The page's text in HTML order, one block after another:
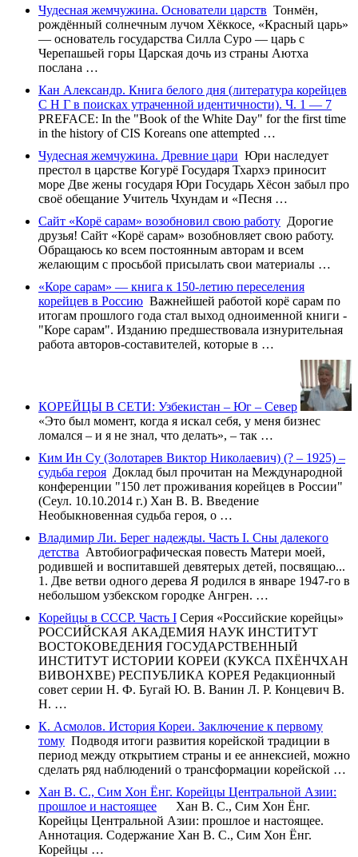
Чудесная жемчужина. Основатели царств Тонмён,
рождённый солнечным лучом Хёккосе, «Красный царь»
— основатель государства Силла Суро — царь с
Черепашьей горы Царская дочь из страны Аютха
послана …
Кан Александр. Книга белого дня (литература корейцев
С Н Г в поисках утраченной идентичности). Ч. 1 — 7
PREFACE: In the "Book of the White Day" for the first time
in the history of CIS Koreans one attempted …
Чудесная жемчужина. Древние цари Юри наследует
престол в царстве Когурё Государя Тхархэ приносит
море Две жены государя Юри Государь Хёсон забыл про
своё обещание Учитель Чхундам и «Песня …
Сайт «Корё сарам» возобновил свою работу Дорогие
друзья! Сайт «Корё сарам» возобновляет свою работу.
Обращаюсь ко всем постоянным авторам и всем
желающим с просьбой присылать свои материалы …
«Коре сарам» — книга к 150-летию переселения
корейцев в Россию Важнейшей работой корё сарам по
итогам прошлого года стал выход одноименной книги -
"Коре сарам". Изданию предшествовала изнурительная
работа авторов-составителей, которые в …
КОРЕЙЦЫ В СЕТИ: Узбекистан – Юг – Север
«Это был момент, когда я искал себя, у меня бизнес
ломался – и я не знал, что делать», – так …
Ким Ин Су (Золотарев Виктор Николаевич) (? – 1925) –
судьба героя Доклад был прочитан на Международной
конференции "150 лет проживания корейцев в России"
(Сеул. 10.10.2014 г.) Хан В. В. Введение
Необыкновенная судьба героя, о …
Владимир Ли. Берег надежды. Часть I. Сны далекого
детства Автобиографическая повесть Матери моей,
родившей и воспитавшей девятерых детей, посвящаю...
1. Две ветви одного дерева Я родился в январе 1947-го в
небольшом узбекском городке Ангрен. …
Корейцы в СССР. Часть I Серия «Российские корейцы»
РОССИЙСКАЯ АКАДЕМИЯ НАУК ИНСТИТУТ
ВОСТОКОВЕДЕНИЯ ГОСУДАРСТВЕННЫЙ
ИНСТИТУТ ИСТОРИИ КОРЕИ (КУКСА ПХЁНЧХАН
ВИВОНХВЕ) РЕСПУБЛИКА КОРЕЯ Редакционный
совет серии Н. Ф. Бугай Ю. В. Ванин Л. Р. Концевич В.
Н. …
К. Асмолов. История Кореи. Заключение к первому
тому Подводя итоги развития корейской традиции в
период между открытием страны и ее аннексией, можно
сделать ряд наблюдений о трансформации корейской …
Хан В. С., Сим Хон Ёнг. Корейцы Центральной Азии:
прошлое и настоящее
Хан В. С., Сим Хон Ёнг.
Корейцы Центральной Азии: прошлое и настоящее.
Аннотация. Содержание Хан В. С., Сим Хон Ёнг.
Корейцы …